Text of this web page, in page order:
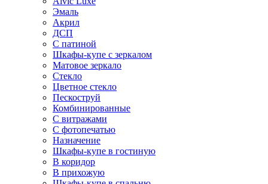
Эмаль
Акрил
ДСП
С патиной
Шкафы-купе с зеркалом
Матовое зеркало
Стекло
Цветное стекло
Пескоструй
Комбинированные
С витражами
С фотопечатью
Назначение
Шкафы-купе в гостиную
В коридор
В прихожую